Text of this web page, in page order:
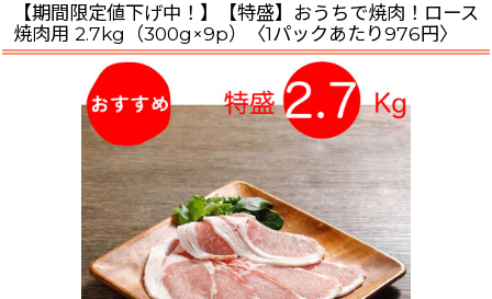
【期間限定値下げ中！】【特盛】おうちで焼肉！ロース
焼肉用 2.7kg（300g×9p）〈1パックあたり976円〉